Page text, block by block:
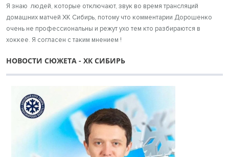
Я знаю людей, которые отключают, звук во время трансляций
домашних матчей ХК Сибирь, потому что комментарии Дорошенко
очень не профессиональны и режут ухо тем кто разбираются в
хоккее. Я согласен с таким мнением !
НОВОСТИ СЮЖЕТА - ХК СИБИРЬ